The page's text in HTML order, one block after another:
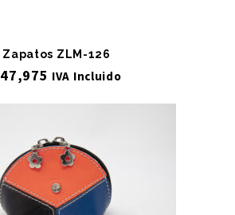
Zapatos ZLM-126
47,975 IVA Incluido